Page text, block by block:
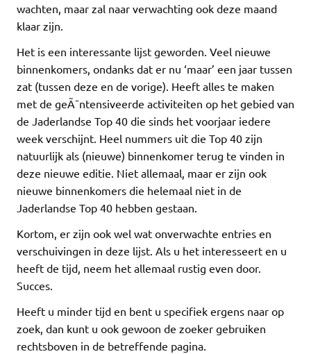
wachten, maar zal naar verwachting ook deze maand
klaar zijn.
Het is een interessante lijst geworden. Veel nieuwe
binnenkomers, ondanks dat er nu ‘maar’ een jaar tussen
zat (tussen deze en de vorige). Heeft alles te maken
met de geÃ¯ntensiveerde activiteiten op het gebied van
de Jaderlandse Top 40 die sinds het voorjaar iedere
week verschijnt. Heel nummers uit die Top 40 zijn
natuurlijk als (nieuwe) binnenkomer terug te vinden in
deze nieuwe editie. Niet allemaal, maar er zijn ook
nieuwe binnenkomers die helemaal niet in de
Jaderlandse Top 40 hebben gestaan.
Kortom, er zijn ook wel wat onverwachte entries en
verschuivingen in deze lijst. Als u het interesseert en u
heeft de tijd, neem het allemaal rustig even door.
Succes.
Heeft u minder tijd en bent u specifiek ergens naar op
zoek, dan kunt u ook gewoon de zoeker gebruiken
rechtsboven in de betreffende pagina.